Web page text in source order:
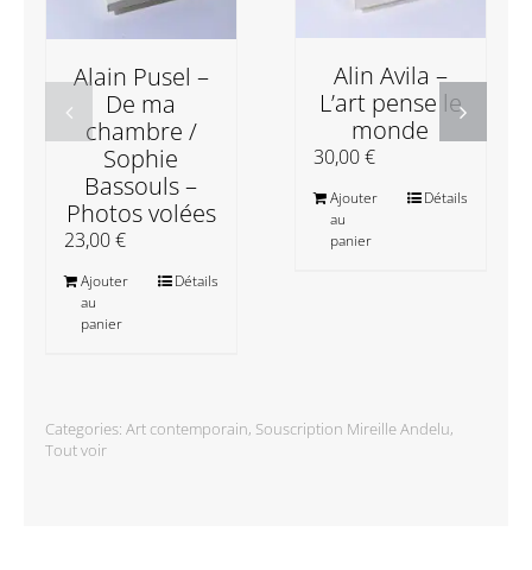
Alain Pusel –
De ma
chambre /
Sophie
Bassouls –
Photos volées
23,00€
Ajouter
au
panier
Détails
Alin Avila –
L’art pense le
monde
30,00€
Ajouter
au
panier
Détails
Categories: Art contemporain, Souscription Mireille Andelu,
Tout voir